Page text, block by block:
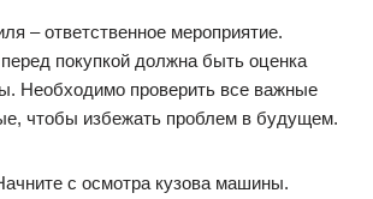
– ответственное мероприятие.
покупкой должна быть оценка
Необходимо проверить все важные
чтобы избежать проблем в будущем.
с осмотра кузова машины.